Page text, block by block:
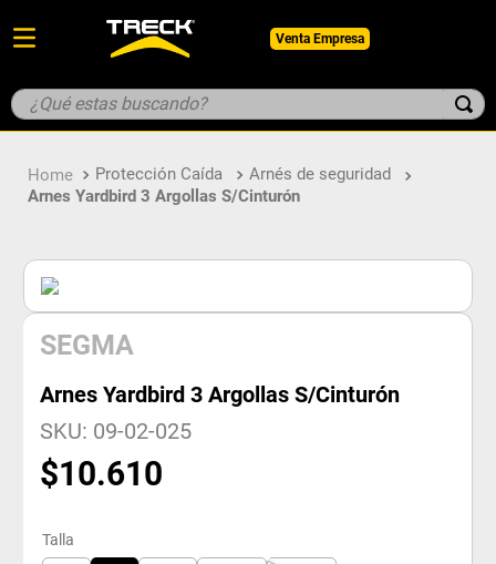
Venta Empresa
¿Qué estas buscando?
Protección Caída
Arnés de seguridad
Arnes Yardbird 3 Argollas S/cinturón
SEGMA
Arnes Yardbird 3 Argollas S/cinturón
SKU: 09-02-025
$10.610
Talla
1. botin